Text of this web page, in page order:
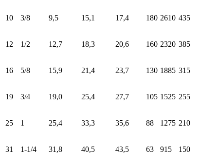
10 3/8 9,5 15,1 17,4 180 2610 435
12 1/2 12,7 18,3 20,6 160 2320 385
16 5/8 15,9 21,4 23,7 130 1885 315
19 3/4 19,0 25,4 27,7 105 1525 255
25 1 25,4 33,3 35,6 88 1275 210
31 1-1/4 31,8 40,5 43,5 63 915 150